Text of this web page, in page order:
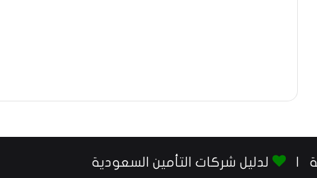
لدليل شركات التأمين السعودية